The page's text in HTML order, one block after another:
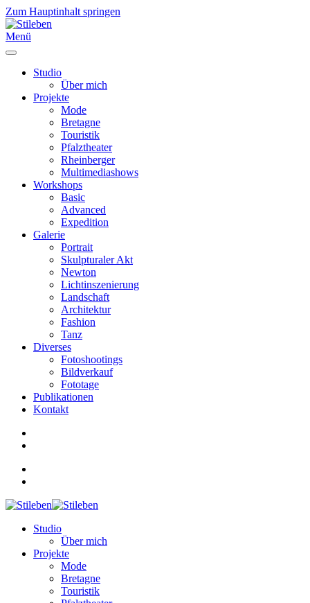
Zum Hauptinhalt springen
Menü
Studio
Über mich
Projekte
Mode
Bretagne
Touristik
Pfalztheater
Rheinberger
Multimediashows
Workshops
Basic
Advanced
Expedition
Galerie
Portrait
Skulpturaler Akt
Newton
Lichtinszenierung
Landschaft
Architektur
Fashion
Tanz
Diverses
Fotoshootings
Bildverkauf
Fototage
Publikationen
Kontakt
Studio
Über mich
Projekte
Mode
Bretagne
Touristik